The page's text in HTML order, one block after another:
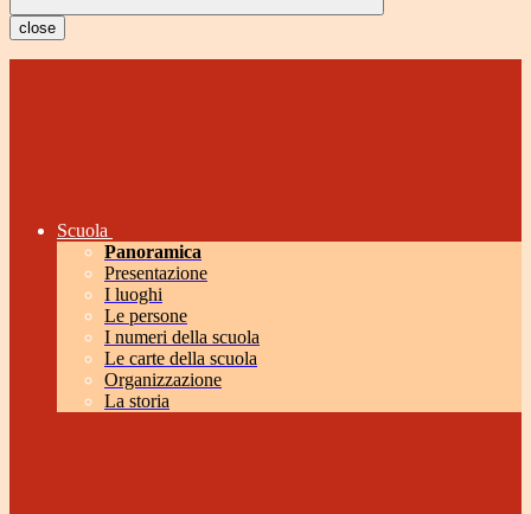
close
Scuola
Panoramica
Presentazione
I luoghi
Le persone
I numeri della scuola
Le carte della scuola
Organizzazione
La storia